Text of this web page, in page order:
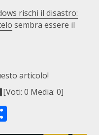
rischi il disastro:
sembra essere il
articolo!
[Voti: 0 Media: 0]